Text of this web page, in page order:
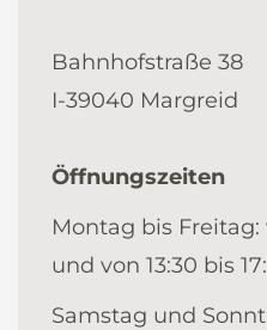
Bahnhofstraße 38
I-39040 Margreid
Öffnungszeiten
Montag bis Freitag:
und von 13:30 bis
Samstag und